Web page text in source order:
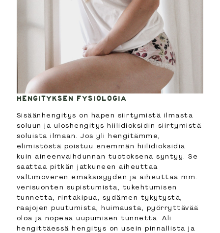
HENGITYKSEN FYSIOLOGIA
Sisäänhengitys on hapen siirtymistä ilmasta
soluun ja uloshengitys hiilidioksidin siirtymistä
soluista ilmaan. Jos yli hengitämme,
elimistöstä poistuu enemmän hiilidioksidia
kuin aineenvaihdunnan tuotoksena syntyy. Se
saattaa pitkän jatkuneen aiheuttaa
valtimoveren emäksisyyden ja aiheuttaa mm.
verisuonten supistumista, tukehtumisen
tunnetta, rintakipua, sydämen tykytystä,
raajojen puutumista, huimausta, pyörryttävää
oloa ja nopeaa uupumisen tunnetta. Ali
hengittäessä hengitys on usein pinnallista ja